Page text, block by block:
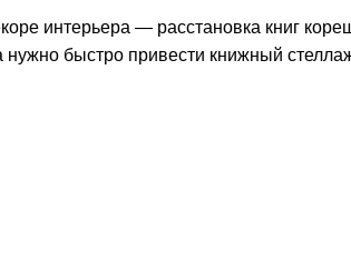
интерьера — расстановка книг
нужно быстро привести книжный